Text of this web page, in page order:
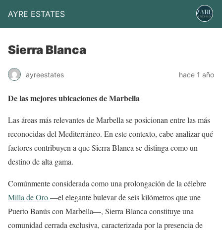
AYRE ESTATES
Sierra Blanca
ayreestates hace 1 año
De las mejores ubicaciones de Marbella
Las áreas más relevantes de Marbella se posicionan entre las más
reconocidas del Mediterráneo. En este contexto, cabe analizar qué
factores contribuyen a que Sierra Blanca se distinga como un
destino de alta gama.
Comúnmente considerada como una prolongación de la célebre
Milla de Oro—el elegante bulevar de seis kilómetros que une
Puerto Banús con Marbella—, Sierra Blanca constituye una
comunidad cerrada exclusiva, caracterizada por la presencia de